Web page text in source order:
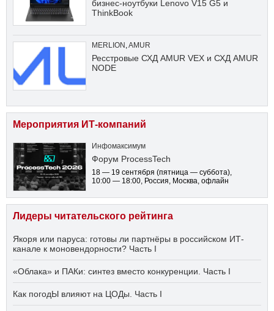
бизнес-ноутбуки Lenovo V15 G5 и
ThinkBook
MERLION ,AMUR
Ресстровые СХД AMUR VEX и СХД AMUR
NODE
Мероприятия ИТ-компаний
Инфомаксимум
Форум ProcessTech
18 — 19 сентября (пятница — суббота),
10:00 — 18:00, Россия, Москва, офлайн
Лидеры читательского рейтинга
Якоря или паруса: готовы ли партнёры в российском ИТ-
канале к моновендорности? Часть I
«Облака» и ПАКи: синтез вместо конкуренции. Часть I
Как погодЫ влияют на ЦОДы. Часть I